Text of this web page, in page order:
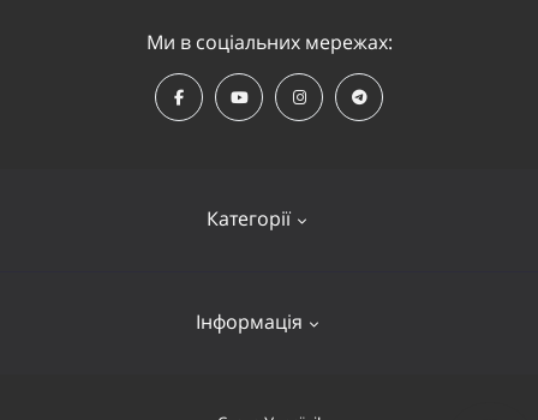
Категорії
Квадрокоптери
Інформація
Оплата і доставка
Ми в соціальних мережах: